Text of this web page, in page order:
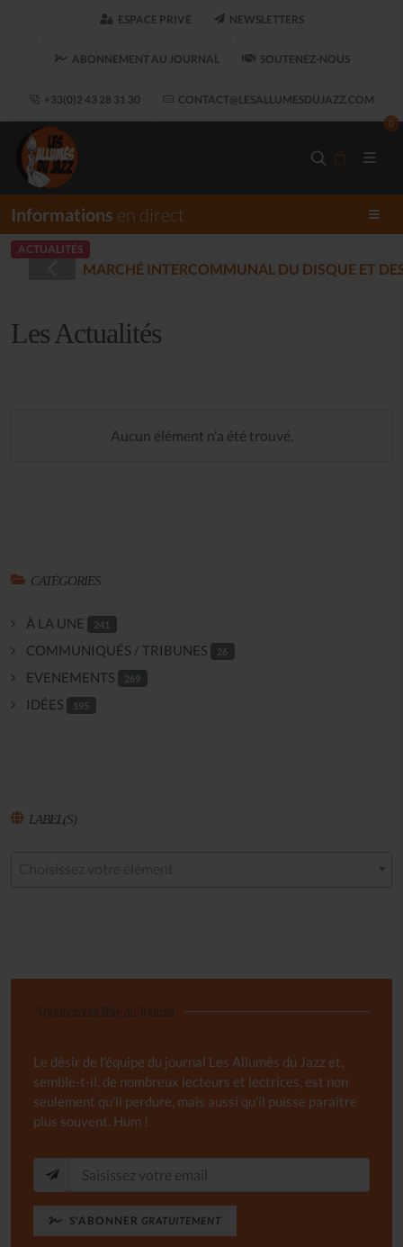
ESPACE PRIVÉ NEWSLETTERS
ABONNEMENT AU JOURNAL SOUTENEZ-NOUS
+33(0)2 43 28 31 30 CONTACT@LESALLUMESDUJAZZ.COM
0
Informations en direct
ACTUALITÉS
INTERCOMMUNAL DU DISQUE ET DES MUSIQUES
Les Actualités
Aucun élément n'a été trouvé.
CATÉGORIES
À LA UNE 241
COMMUNIQUÉS / TRIBUNES 26
EVENEMENTS 269
IDÉES 195
LABEL(S)
Abonnement libre au Journal
Le désir de l'équipe du journal Les Allumés du Jazz et,
semble-t-il, de nombreux lecteurs et lectrices, est non
seulement qu'il perdure, mais aussi qu'il puisse paraître
plus souvent. Hum !
S'ABONNER GRATUITEMENT